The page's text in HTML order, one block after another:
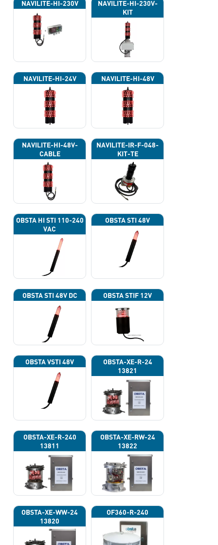
NAVILITE-HI-230V
NAVILITE-HI-230V-
KIT
NAVILITE-HI-24V NAVILITE-HI-48V
NAVILITE-HI-48V-
CABLE
NAVILITE-IR-F-048-
KIT-TE
OBSTA HI STI 110-240
VAC
OBSTA STI 48V
OBSTA STI 48V DC OBSTA STIF 12V
OBSTA VSTI 48V
OBSTA-XE-R-24
13821
OBSTA-XE-R-240
13811
OBSTA-XE-RW-24
13822
OBSTA-XE-WW-24
13820
OF360-R-240